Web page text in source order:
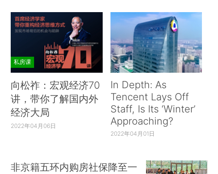
私房课
向松祚：宏观经济70
讲，带你了解国内外
经济大局
2022年04月06日
In Depth: As
Tencent Lays Off
Staff, Is Its ‘Winter’
Approaching?
2022年04月01日
非京籍五环内购房社保降至一